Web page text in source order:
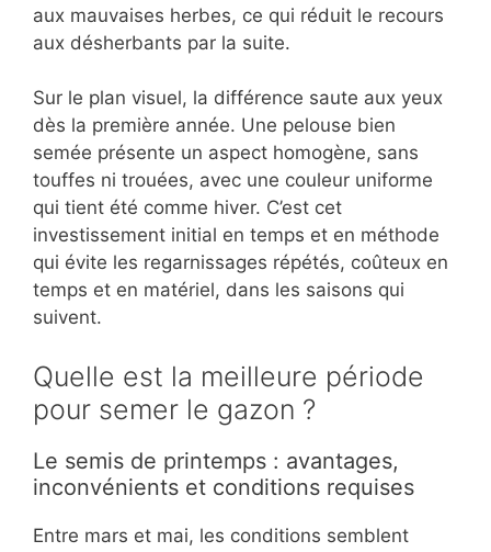
aux mauvaises herbes, ce qui réduit le recours
aux désherbants par la suite.
Sur le plan visuel, la différence saute aux yeux
dès la première année. Une pelouse bien
semée présente un aspect homogène, sans
touffes ni trouées, avec une couleur uniforme
qui tient été comme hiver. C’est cet
investissement initial en temps et en méthode
qui évite les regarnissages répétés, coûteux en
temps et en matériel, dans les saisons qui
suivent.
Quelle est la meilleure période
pour semer le gazon ?
Le semis de printemps : avantages,
inconvénients et conditions requises
Entre mars et mai, les conditions semblent